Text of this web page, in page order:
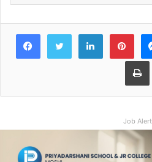
Facebook
Twitter
Job Alert